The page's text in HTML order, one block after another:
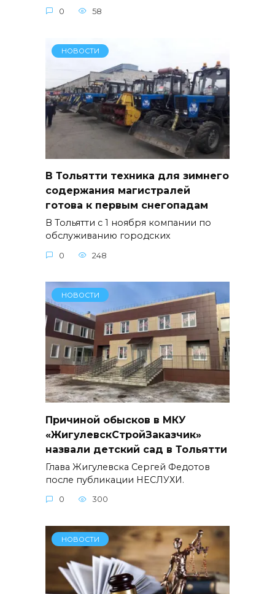
0 58
НОВОСТИ
В Тольятти техника для зимнего
содержания магистралей
готова к первым снегопадам
В Тольятти с 1 ноября компании по
обслуживанию городских
0 248
НОВОСТИ
Причиной обысков в МКУ
«ЖигулевскСтройЗаказчик»
назвали детский сад в Тольятти
Глава Жигулевска Сергей Федотов
после публикации НЕСЛУХИ.
0 300
НОВОСТИ